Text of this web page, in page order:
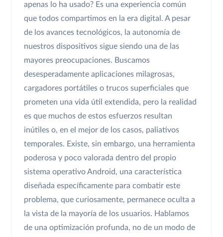
apenas lo ha usado? Es una experiencia común
que todos compartimos en la era digital. A pesar
de los avances tecnológicos, la autonomía de
nuestros dispositivos sigue siendo una de las
mayores preocupaciones. Buscamos
desesperadamente aplicaciones milagrosas,
cargadores portátiles o trucos superficiales que
prometen una vida útil extendida, pero la realidad
es que muchos de estos esfuerzos resultan
inútiles o, en el mejor de los casos, paliativos
temporales. Existe, sin embargo, una herramienta
poderosa y poco valorada dentro del propio
sistema operativo Android, una característica
diseñada específicamente para combatir este
problema, que curiosamente, permanece oculta a
la vista de la mayoría de los usuarios. Hablamos
de una optimización profunda, no de un modo de